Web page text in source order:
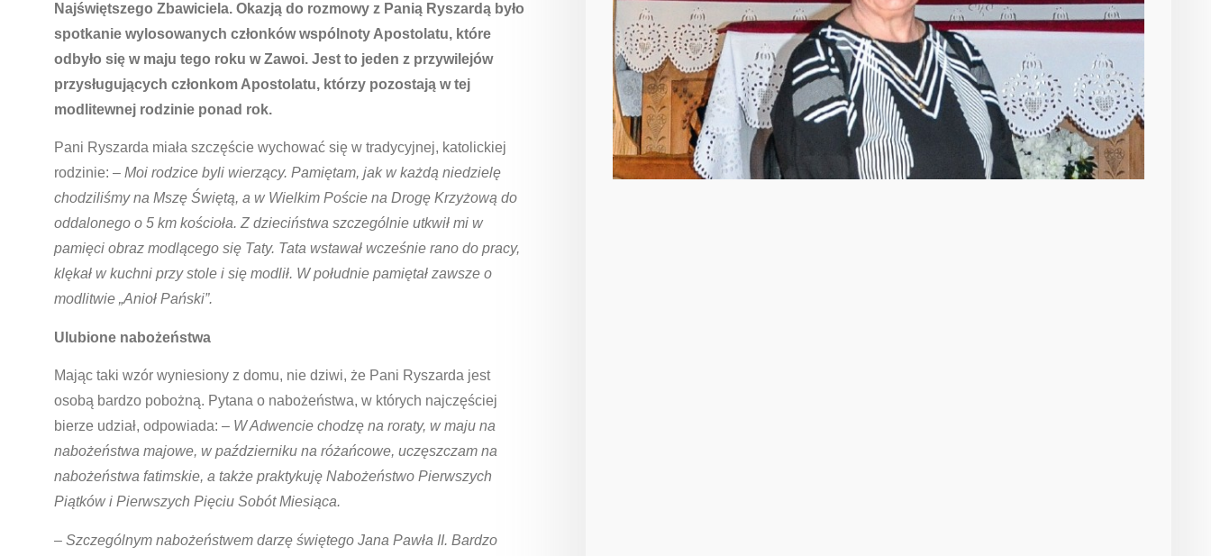
Najświętszego Zbawiciela. Okazją do rozmowy z Panią Ryszardą było
spotkanie wylosowanych członków wspólnoty Apostolatu, które
odbyło się w maju tego roku w Zawoi. Jest to jeden z przywilejów
przysługujących członkom Apostolatu, którzy pozostają w tej
modlitewnej rodzinie ponad rok.
Pani Ryszarda miała szczęście wychować się w tradycyjnej, katolickiej
rodzinie: – Moi rodzice byli wierzący. Pamiętam, jak w każdą niedzielę
chodziliśmy na Mszę Świętą, a w Wielkim Poście na Drogę Krzyżową do
oddalonego o 5 km kościoła. Z dzieciństwa szczególnie utkwił mi w
pamięci obraz modlącego się Taty. Tata wstawał wcześnie rano do pracy,
klękał w kuchni przy stole i się modlił. W południe pamiętał zawsze o
modlitwie „Anioł Pański”.
Ulubione nabożeństwa
Mając taki wzór wyniesiony z domu, nie dziwi, że Pani Ryszarda jest
osobą bardzo pobożną. Pytana o nabożeństwa, w których najczęściej
bierze udział, odpowiada: – W Adwencie chodzę na roraty, w maju na
nabożeństwa majowe, w październiku na różańcowe, uczęszczam na
nabożeństwa fatimskie, a także praktykuję Nabożeństwo Pierwszych
Piątków i Pierwszych Pięciu Sobót Miesiąca.
– Szczególnym nabożeństwem darzę świętego Jana Pawła II. Bardzo